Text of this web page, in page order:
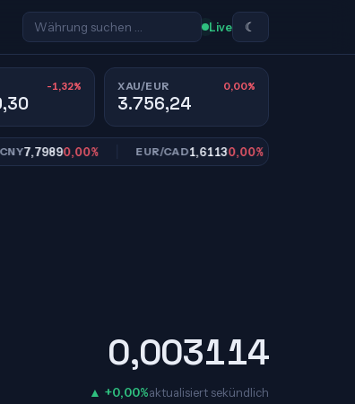
Live ☾
-1,32% XAU/EUR 0,00%
3.756,24
0,00% EUR/CAD1,61130,00%
0,003114
▲ +0,00%aktualisiert sekündlich